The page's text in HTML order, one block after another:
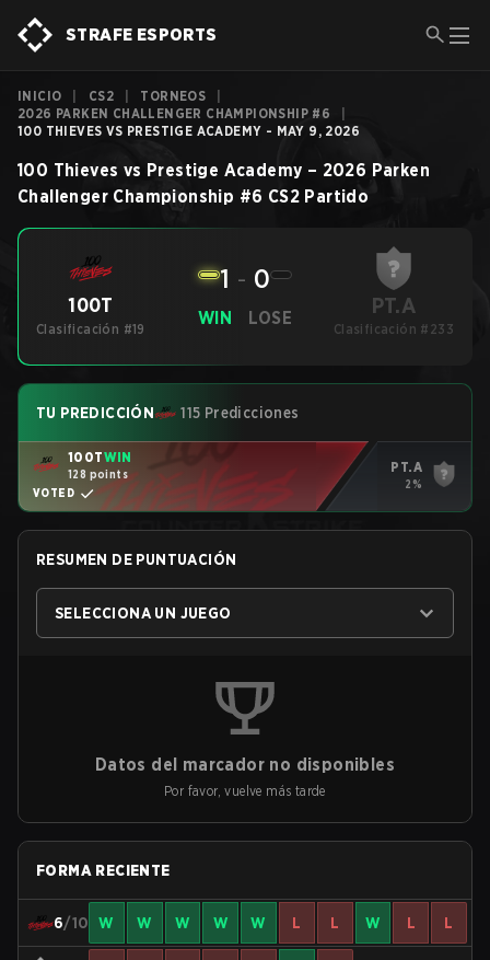
STRAFE ESPORTS
INICIO CS2 TORNEOS
2026 PARKEN CHALLENGER CHAMPIONSHIP #6
100 THIEVES VS PRESTIGE ACADEMY - MAY 9, 2026
100 Thieves vs Prestige Academy – 2026 Parken
Challenger Championship #6 CS2 Partido
100T
Clasificación #19
WIN
1 - 0
LOSE PT.A
Clasificación #233
TU PREDICCIÓN 115 Predicciones
100TWIN
128 points
VOTED
PT.A
2%
RESUMEN DE PUNTUACIÓN
SELECCIONA UN JUEGO
Datos del marcador no disponibles
Por favor, vuelve más tarde
FORMA RECIENTE
6/10 W W W W W L L W L L